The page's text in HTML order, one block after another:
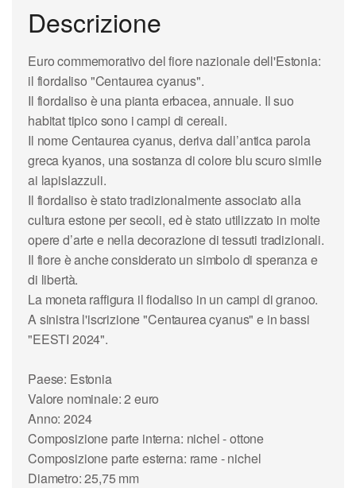
Descrizione
Euro commemorativo del fiore nazionale dell'Estonia:
il fiordaliso "Centaurea cyanus".
Il fiordaliso è una pianta erbacea, annuale. Il suo
habitat tipico sono i campi di cereali.
Il nome Centaurea cyanus, deriva dall’antica parola
greca kyanos, una sostanza di colore blu scuro simile
ai lapislazzuli.
Il fiordaliso è stato tradizionalmente associato alla
cultura estone per secoli, ed è stato utilizzato in molte
opere d’arte e nella decorazione di tessuti tradizionali.
Il fiore è anche considerato un simbolo di speranza e
di libertà.
La moneta raffigura il fiodaliso in un campi di granoo.
A sinistra l'iscrizione "Centaurea cyanus" e in bassi
"EESTI 2024".
Paese: Estonia
Valore nominale: 2 euro
Anno: 2024
Composizione parte interna: nichel - ottone
Composizione parte esterna: rame - nichel
Diametro: 25,75 mm